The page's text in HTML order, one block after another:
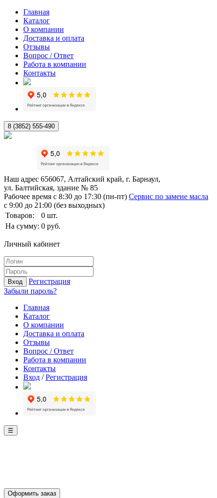
Главная
Каталог
О компании
Доставка и оплата
Отзывы
Вопрос / Ответ
Работа в компании
Контакты
8 (3852) 555-490
Наш адрес 656067, Алтайский край, г. Барнаул,
ул. Балтийская, здание № 85
Рабочее время с 8:30 до 17:30 (пн-пт) Сервис по замене масла
с 9:00 до 21:00 (без выходных)
Товаров:
0 шт.
На сумму: 0 руб.
Личный кабинет
Вход
Регистрация
Забыли пароль?
Главная
Каталог
О компании
Доставка и оплата
Отзывы
Вопрос / Ответ
Работа в компании
Контакты
Вход /Регистрация
☰
Оформить заказ